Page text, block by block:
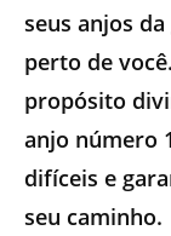
seus anjos
perto de
propósito
anjo número
difíceis e
seu caminho.